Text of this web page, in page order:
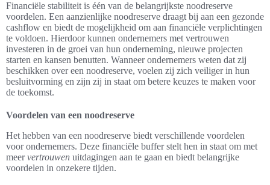
Financiële stabiliteit is één van de belangrijkste noodreserve
voordelen. Een aanzienlijke noodreserve draagt bij aan een gezonde
cashflow en biedt de mogelijkheid om aan financiële verplichtingen
te voldoen. Hierdoor kunnen ondernemers met vertrouwen
investeren in de groei van hun onderneming, nieuwe projecten
starten en kansen benutten. Wanneer ondernemers weten dat zij
beschikken over een noodreserve, voelen zij zich veiliger in hun
besluitvorming en zijn zij in staat om betere keuzes te maken voor
de toekomst.
Voordelen van een noodreserve
Het hebben van een noodreserve biedt verschillende voordelen
voor ondernemers. Deze financiële buffer stelt hen in staat om met
meervertrouwen uitdagingen aan te gaan en biedt belangrijke
voordelen in onzekere tijden.